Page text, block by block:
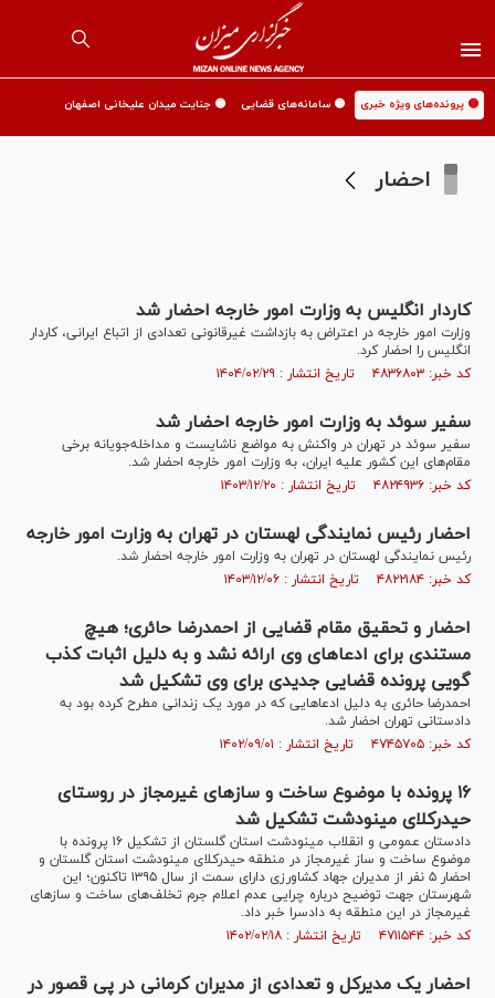
🟡 پرونده‌های ویژه خبری 🟡 سامانه‌های قضایی 🟡 جنایت میدان علیخانی اصفهان
احضار
کاردار انگلیس به وزارت امور خارجه احضار شد
وزارت امور خارجه در اعتراض به بازداشت غیرقانونی تعدادی از اتباع ایرانی، کاردار
انگلیس را احضار کرد.
کد خبر: ۴۸۳۶۸۰۳ تاریخ انتشار : ۱۴۰۴/۰۲/۲۹
سفیر سوئد به وزارت امور خارجه احضار شد
سفیر سوئد در تهران در واکنش به مواضع ناشایست و مداخله‌جویانه برخی
مقام‌های این کشور علیه ایران، به وزارت امور خارجه احضار شد.
کد خبر: ۴۸۲۴۹۳۶ تاریخ انتشار : ۱۴۰۳/۱۲/۲۰
احضار رئیس نمایندگی لهستان در تهران به وزارت امور خارجه
رئیس نمایندگی لهستان در تهران به وزارت امور خارجه احضار شد.
کد خبر: ۴۸۲۲۱۸۴ تاریخ انتشار : ۱۴۰۳/۱۲/۰۶
احضار و تحقیق مقام قضایی از احمدرضا حائری؛ هیچ
مستندی برای ادعا‌های وی ارائه نشد و به دلیل اثبات کذب
گویی پرونده قضایی جدیدی برای وی تشکیل شد
احمدرضا حائری به دلیل ادعا‌هایی که در مورد یک زندانی مطرح کرده بود به
دادستانی تهران احضار شد.
کد خبر: ۴۷۴۵۷۰۵ تاریخ انتشار : ۱۴۰۲/۰۹/۰۱
۱۶ پرونده با موضوع ساخت و ساز‌های غیرمجاز در روستای
حیدرکلای مینودشت تشکیل شد
دادستان عمومی و انقلاب مینودشت استان گلستان از تشکیل ۱۶ پرونده با
موضوع ساخت و ساز غیرمجاز در منطقه حیدرکلای مینودشت استان گلستان و
احضار ۵ نفر از مدیران جهاد کشاورزی دارای سمت از سال ۱۳۹۵ تاکنون؛ این
شهرستان جهت توضیح درباره چرایی عدم اعلام جرم تخلف‌های ساخت و ساز‌های
غیرمجاز در این منطقه به دادسرا خبر داد.
کد خبر: ۴۷۱۱۵۴۴ تاریخ انتشار : ۱۴۰۲/۰۲/۱۸
احضار یک مدیرکل و تعدادی از مدیران کرمانی در پی قصور در